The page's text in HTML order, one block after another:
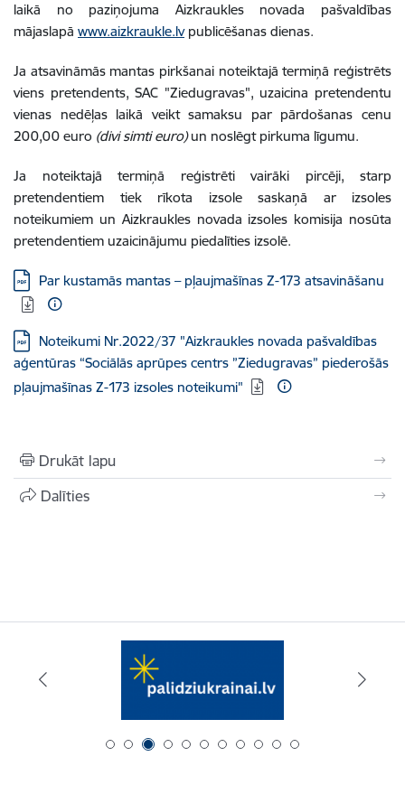
laikā no paziņojuma Aizkraukles novada pašvaldības
mājaslapā www.aizkraukle.lvpublicēšanas dienas.
Ja atsavināmās mantas pirkšanai noteiktajā termiņā reģistrēts
viens pretendents, SAC "Ziedugravas", uzaicina pretendentu
vienas nedēļas laikā veikt samaksu par pārdošanas cenu
200,00 euro (divi simti euro)un noslēgt pirkuma līgumu.
Ja noteiktajā termiņā reģistrēti vairāki pircēji, starp
pretendentiem tiek rīkota izsole saskaņā ar izsoles
noteikumiem un Aizkraukles novada izsoles komisija nosūta
pretendentiem uzaicinājumu piedalīties izsolē.
Lejupielādēt:
Par kustamās mantas – pļaujmašīnas Z-173 atsavināšanu
Lejupielādēt:
Noteikumi Nr.2022/37 "Aizkraukles novada pašvaldības
aģentūras “Sociālās aprūpes centrs ”Ziedugravas” piederošās
pļaujmašīnas Z-173 izsoles noteikumi"
Drukāt lapu
Dalīties